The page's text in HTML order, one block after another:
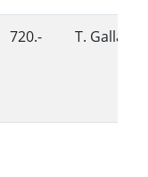
720.- T.